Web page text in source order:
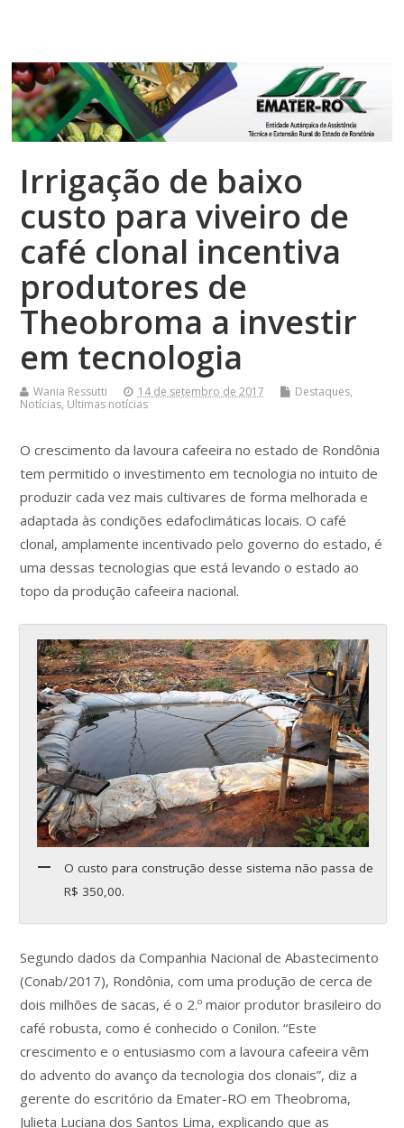
Irrigação de baixo
custo para viveiro de
café clonal incentiva
produtores de
Theobroma a investir
em tecnologia
Wania Ressutti 14 de setembro de 2017 Destaques,
Notícias, Ultimas notícias
O crescimento da lavoura cafeeira no estado de Rondônia
tem permitido o investimento em tecnologia no intuito de
produzir cada vez mais cultivares de forma melhorada e
adaptada às condições edafoclimáticas locais. O café
clonal, amplamente incentivado pelo governo do estado, é
uma dessas tecnologias que está levando o estado ao
topo da produção cafeeira nacional.
O custo para construção desse sistema não passa de
R$ 350,00.
Segundo dados da Companhia Nacional de Abastecimento
(Conab/2017), Rondônia, com uma produção de cerca de
dois milhões de sacas, é o 2.º maior produtor brasileiro do
café robusta, como é conhecido o Conilon. “Este
crescimento e o entusiasmo com a lavoura cafeeira vêm
do advento do avanço da tecnologia dos clonais”, diz a
gerente do escritório da Emater-RO em Theobroma,
Julieta Luciana dos Santos Lima, explicando que as